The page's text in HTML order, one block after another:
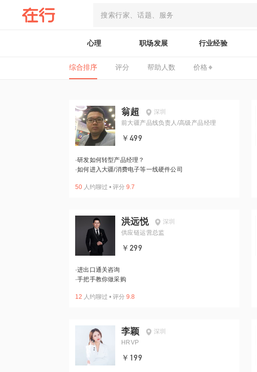
心理 职场发展 行业经验
综合排序 评分 帮助人数 价格
翁超
深圳
前大疆产品线负责人/高级产品经理
￥499
·研发如何转型产品经理？
·如何进入大疆/消费电子等一线硬件公司
50 人约聊过 • 评分 9.7
洪远悦
深圳
供应链运营总监
￥299
·进出口通关咨询
·手把手教你做采购
12 人约聊过 • 评分 9.8
李颖
深圳
HRVP
￥199